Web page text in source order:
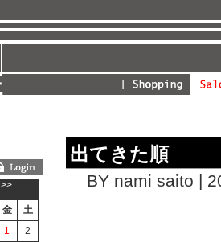
出てきた順
BY nami saito |
>>
金
土
1
2